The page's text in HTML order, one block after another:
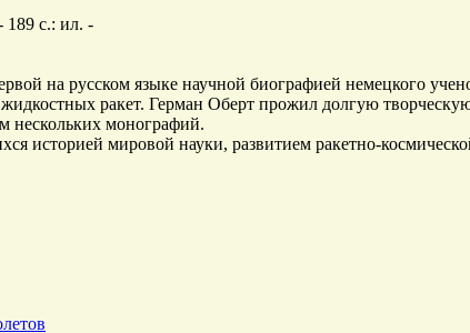
189 с.: ил. -
на русском языке научной биографией немецкого
ракет. Герман Оберт прожил долгую
нескольких монографий.
историей мировой науки, развитием ракетно-